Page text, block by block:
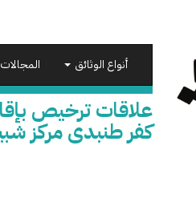
أنواع الوثائق
علاقات ترخيص
كفر طنبدى مركز